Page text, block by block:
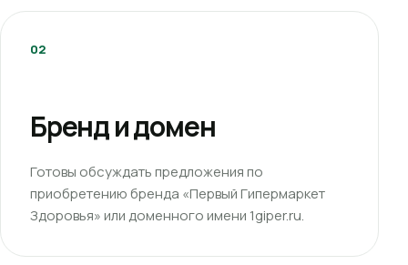
02
Бренд и домен
Готовы обсуждать предложения по
приобретению бренда «Первый Гипермаркет
Здоровья» или доменного имени 1giper.ru.